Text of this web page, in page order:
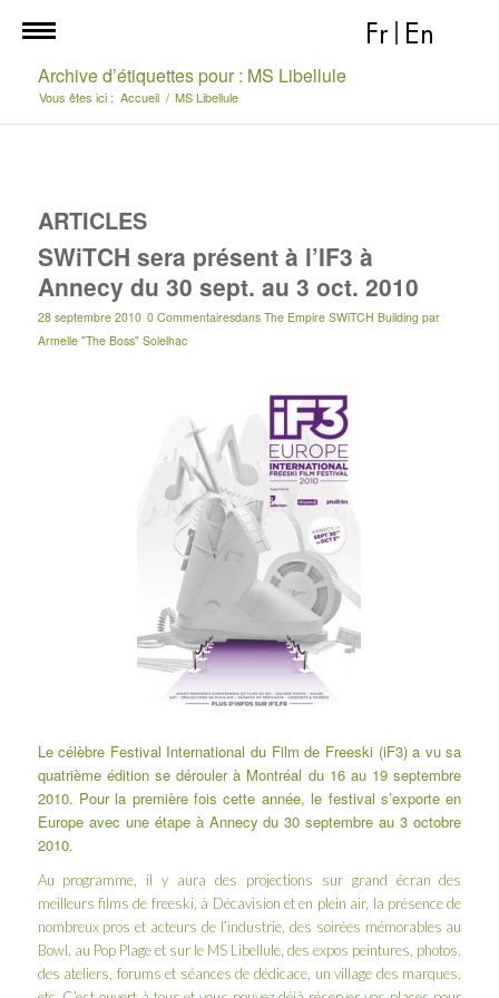
Fr En
Archive d’étiquettes pour : MS Libellule
Vous êtes ici : Accueil / MS Libellule
ARTICLES
SWiTCH sera présent à l’IF3 à
Annecy du 30 sept. au 3 oct. 2010
28 septembre 2010 0 Commentairesdans The Empire SWiTCH Building par
Armelle "The Boss" Solelhac
Le célèbre Festival International du Film de Freeski (iF3) a vu sa
quatrième édition se dérouler à Montréal du 16 au 19 septembre
2010. Pour la première fois cette année, le festival s’exporte en
Europe avec une étape à Annecy du 30 septembre au 3 octobre
2010.
Au programme, il y aura des projections sur grand écran des
meilleurs films de freeski, à Décavision eten plein air, la présence de
nombreux pros et acteurs de l’industrie, des soirées mémorables au
Bowl, au Pop Plage et sur le MS Libellule, des expos peintures, photos,
des ateliers, forums et séances de dédicace, un village des marques,